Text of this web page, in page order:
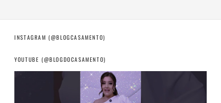
INSTAGRAM (@BLOGCASAMENTO)
YOUTUBE (@BLOGDOCASAMENTO)